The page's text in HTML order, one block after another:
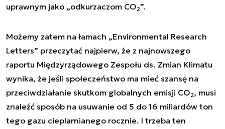
uprawnym jako „odkurzaczom CO2”.
Możemy zatem na łamach „Environmental Research
Letters” przeczytać najpierw, że z najnowszego
raportu Międzyrządowego Zespołu ds. Zmian Klimatu
wynika, że jeśli społeczeństwo ma mieć szansę na
przeciwdziałanie skutkom globalnych emisji CO2, musi
znaleźć sposób na usuwanie od 5 do 16 miliardów ton
tego gazu cieplarnianego rocznie. I trzeba ten